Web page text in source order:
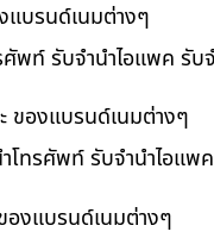
แบรนด์เนมต่างๆ
พท์ รับจำนำไอแพค รับ
ของแบรนด์เนมต่างๆ
ทรศัพท์ รับจำนำไอแพ
องแบรนด์เนมต่างๆ